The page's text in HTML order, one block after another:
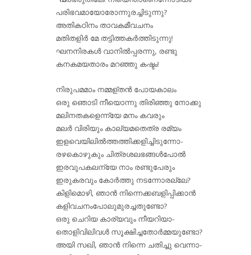
പരിഭവമായോരോന്നുരച്ചിടുന്നു?
അതികഠിനം താവകമീവചനം
മതിതളിർ മേ തട്ടിത്തകർത്തിടുന്നു!
ഘനനിരകൾ വാനിൽപ്പരന്നു, രണ്ടു
കനകമയതാരം മറഞ്ഞു കഷ്ടം!
നിരുപമമാം നമ്മള്തൻ പോയകാലം
ഒരു ഞൊടി നീയൊന്നു തിരിഞ്ഞു നോക്കു
മലിനതകളെന്ന്യേ മനം കവരും
മലർ വിരിയും കാല്യമതെത്ര രമ്യം
ഇളവെയിലിൽത്തത്തിക്കളിച്ചിടുന്നോ-
രഴകൊഴുകും ചിത്രശലഭങ്ങൾപോൽ
ഇരവുപകലന്യേ നാം രണ്ടുപേരും
ഇരുകരവും കോർത്തു നടന്നോരല്ലേ?
കിളിമൊഴി, ഞാൻ നിന്നെക്കബളിപ്പിക്കാൻ
കളിവചനംപോലുമുരച്ചതുണ്ടോ?
ഒരു ചെറിയ കാര്യവും നീയറിയാ-
തൊളിവിലിവൾ സൂക്ഷിച്ചതോർമ്മയുണ്ടോ?
അയി സഖി, ഞാൻ നിന്നെ ചതിച്ചു വെന്നാ-